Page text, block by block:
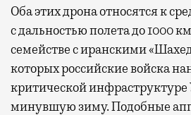
Оба этих дрона относятся к
с дальностью полета до 1000
семействе с иранскими
которых российские войска
критической
минувшую зиму. Подобные